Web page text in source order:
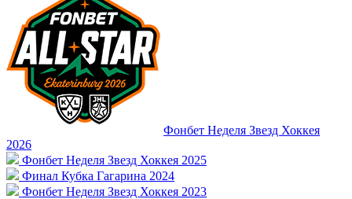
Фонбет Неделя Звезд Хоккея
2026
Фонбет Неделя Звезд Хоккея 2025
Финал Кубка Гагарина 2024
Фонбет Неделя Звезд Хоккея 2023